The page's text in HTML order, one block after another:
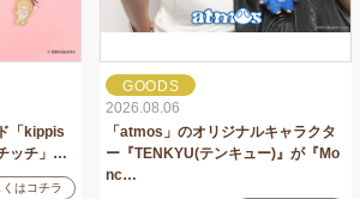
「kippis
ッチ」…
くはコチラ
GOODS
2026.08.06
「atmos」のオリジナルキャラクタ
ー『TENKYU(テンキュー)』が『Mo
nc…